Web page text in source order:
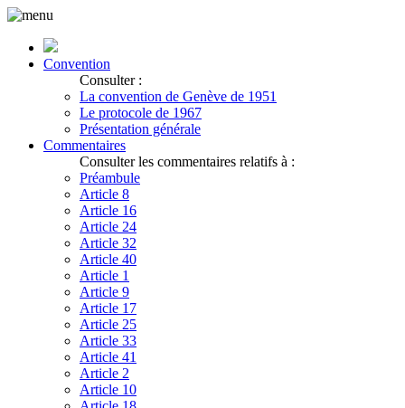
Convention
Consulter :
La convention de Genève de 1951
Le protocole de 1967
Présentation générale
Commentaires
Consulter les commentaires relatifs à :
Préambule
Article 8
Article 16
Article 24
Article 32
Article 40
Article 1
Article 9
Article 17
Article 25
Article 33
Article 41
Article 2
Article 10